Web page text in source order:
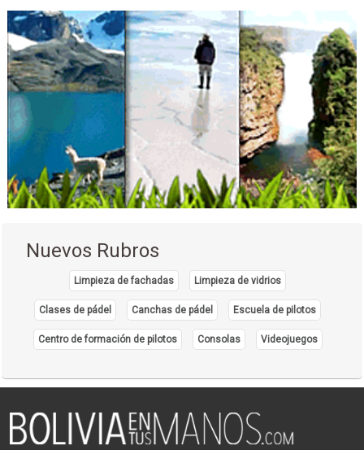
Laboratorios: Equipos e Insumos
Insumos Médicos
Fondos Financieros Privados
Préstamos
Cooperativas de Ahorro y Crédito
Créditos
Optometrista
Oftalmología
Oftalmología: Equipos, Materiales
Animales
Médicos Veterinarios
Veterinarias
Diabetes
Medicina Intermolecular
Nuevos Rubros
Limpieza de fachadas Limpieza de vidrios
Clases de pádel Canchas de pádel Escuela de pilotos
Centro de formación de pilotos Consolas Videojuegos